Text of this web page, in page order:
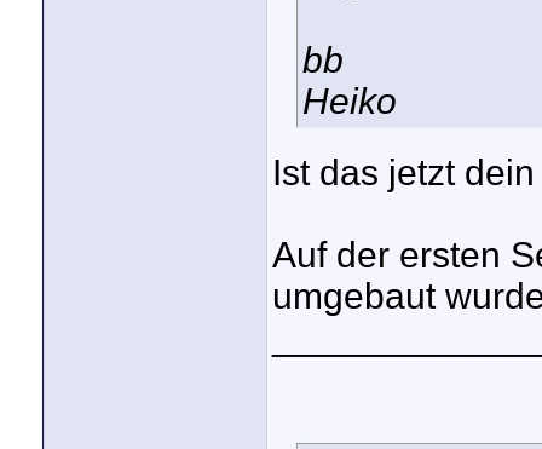
bb
Heiko
Ist das jetzt
Auf der ersten
umgebaut